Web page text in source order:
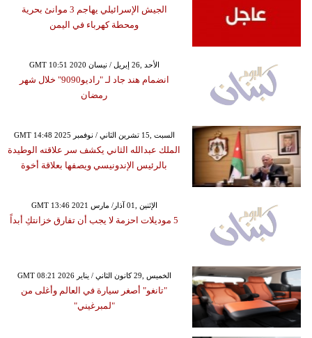
الجيش الإسرائيلي يهاجم 3 موانئ بحرية
ومحطة كهرباء في اليمن
GMT 10:51 2020 الأحد ,26 إبريل / نيسان
انضمام هند جاد لـ "راديو9090" خلال شهر
رمضان
GMT 14:48 2025 السبت ,15 تشرين الثاني / نوفمبر
الملك عبدالله الثاني يكشف سر علاقته الوطيدة
بالرئيس الإندونيسي ويصفها بعلاقة أخوة
GMT 13:46 2021 الإثنين ,01 آذار/ مارس
5 موديلات احزمة لا يجب أن تفارق خزانتكِ أبداً
GMT 08:21 2026 الخميس ,29 كانون الثاني / يناير
"تانغو" أصغر سيارة في العالم وأغلى من
"لمبرغيني"